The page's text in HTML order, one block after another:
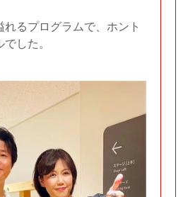
るプログラムで、ホント
した。